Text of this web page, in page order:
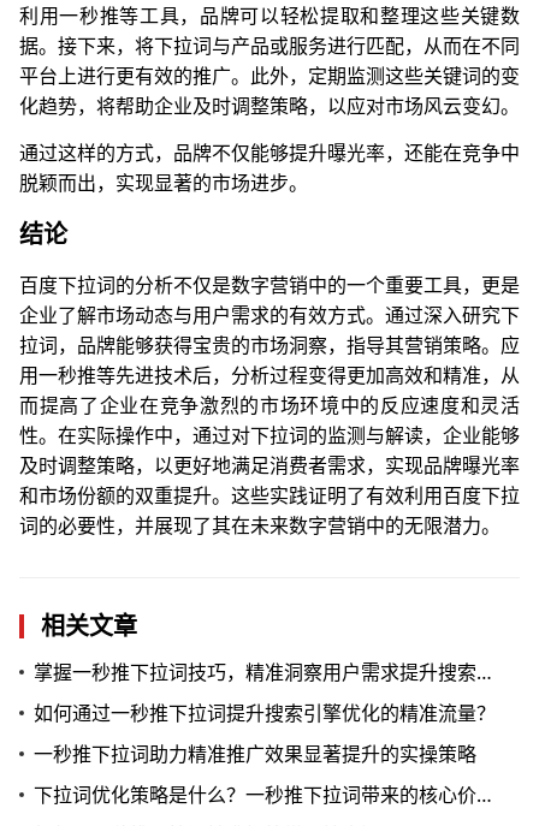
利用一秒推等工具，品牌可以轻松提取和整理这些关键数
据。接下来，将下拉词与产品或服务进行匹配，从而在不同
平台上进行更有效的推广。此外，定期监测这些关键词的变
化趋势，将帮助企业及时调整策略，以应对市场风云变幻。
通过这样的方式，品牌不仅能够提升曝光率，还能在竞争中
脱颖而出，实现显著的市场进步。
结论
百度下拉词的分析不仅是数字营销中的一个重要工具，更是
企业了解市场动态与用户需求的有效方式。通过深入研究下
拉词，品牌能够获得宝贵的市场洞察，指导其营销策略。应
用一秒推等先进技术后，分析过程变得更加高效和精准，从
而提高了企业在竞争激烈的市场环境中的反应速度和灵活
性。在实际操作中，通过对下拉词的监测与解读，企业能够
及时调整策略，以更好地满足消费者需求，实现品牌曝光率
和市场份额的双重提升。这些实践证明了有效利用百度下拉
词的必要性，并展现了其在未来数字营销中的无限潜力。
相关文章
掌握一秒推下拉词技巧，精准洞察用户需求提升搜索效果
如何通过一秒推下拉词提升搜索引擎优化的精准流量？
一秒推下拉词助力精准推广效果显著提升的实操策略
下拉词优化策略是什么？一秒推下拉词带来的核心价值是什么？